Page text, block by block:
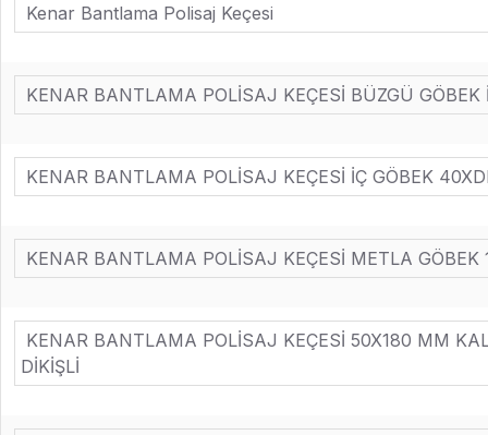
Kenar Bantlama Polisaj Keçesi
KENAR BANTLAMA POLİSAJ KEÇESİ BÜZGÜ GÖBEK
KENAR BANTLAMA POLİSAJ KEÇESİ İÇ GÖBEK
KENAR BANTLAMA POLİSAJ KEÇESİ METLA GÖBEK
KENAR BANTLAMA POLİSAJ KEÇESİ 50X180 MM
DİKİŞLİ